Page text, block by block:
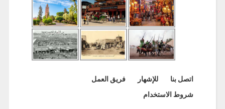
اتصل بنا للإشهار
فريق العمل
شروط الاستخدام